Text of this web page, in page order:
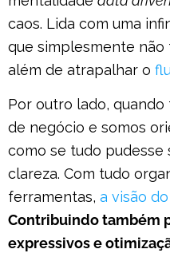
caos. Lida com uma
que simplesmente não
além de atrapalhar o
Por outro lado,
de negócio e somos
como se tudo pudesse
clareza. Com tudo
ferramentas, a visão
Contribuindo também
expressivos e